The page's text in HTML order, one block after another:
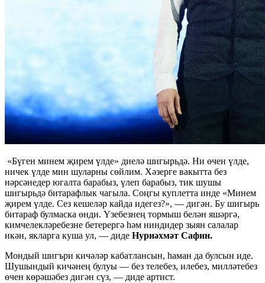
«Бүген минем җирем үлде» диелә шигырьдә. Ни өчен үлде,
ничек үлде мин шуларны сөйлим. Хәзерге вакытта без
нәрсәнедер югалта барабыз, үлеп барабыз, тик шушы
шигырьдә битарафлык чагыла. Соңгы куплетта инде «Минем
җирем үлде. Сез кешеләр кайда идегез?», — дигән. Бу шигырь
битараф булмаска өнди. Үзебезнең тормыш белән яшәргә,
кимчелекләребезне бетерергә һәм ниндидер зыян салалар
икән, якларга куша ул, — диде Нуриәхмәт Сафин.
Мондый шигъри кичәләр кабатлансын, һаман да булсын иде.
Шушындый кичәнең булуы — без телебез, илебез, милләтебез
өчен көрәшәбез дигән сүз, — диде артист.